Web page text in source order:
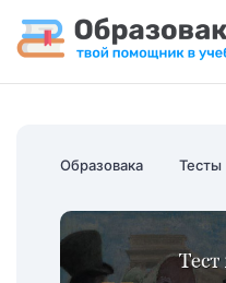
Образовака Тесты